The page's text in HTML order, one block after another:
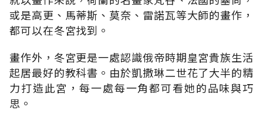
或是高更、馬蒂斯、莫奈、雷諾瓦等大師的畫作，
都可以在冬宮找到。
畫作外，冬宮更是一處認識俄帝時期皇宮貴族生活
起居最好的教科書。由於凱撒琳二世花了大半的精
力打造此宮，每一處每一角都可看她的品味與巧
思。